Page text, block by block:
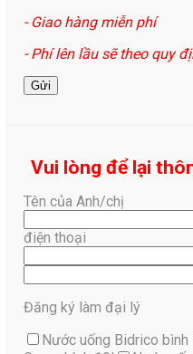
- Giao hàng miễn phí
- Phí lên lầu sẽ theo quy
Vui lòng để lại
Tên của Anh/chị
điện thoại
Đăng ký làm đại lý
Nước uống Bidrico bình